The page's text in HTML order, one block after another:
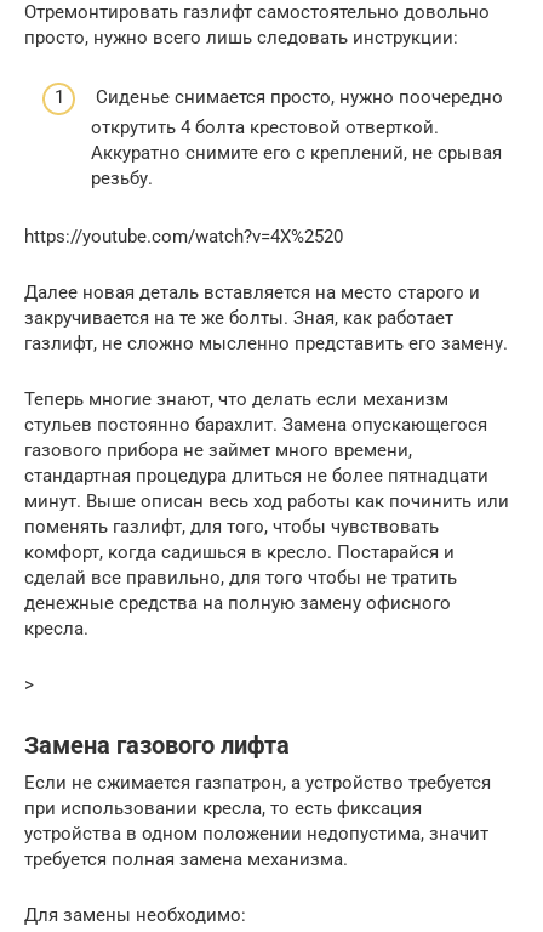
Отремонтировать газлифт самостоятельно довольно
просто, нужно всего лишь следовать инструкции:
Сиденье снимается просто, нужно поочередно
открутить 4 болта крестовой отверткой.
Аккуратно снимите его с креплений, не срывая
резьбу.
https://youtube.com/watch?v=4X%2520
Далее новая деталь вставляется на место старого и
закручивается на те же болты. Зная, как работает
газлифт, не сложно мысленно представить его замену.
Теперь многие знают, что делать если механизм
стульев постоянно барахлит. Замена опускающегося
газового прибора не займет много времени,
стандартная процедура длиться не более пятнадцати
минут. Выше описан весь ход работы как починить или
поменять газлифт, для того, чтобы чувствовать
комфорт, когда садишься в кресло. Постарайся и
сделай все правильно, для того чтобы не тратить
денежные средства на полную замену офисного
кресла.
>
Замена газового лифта
Если не сжимается газпатрон, а устройство требуется
при использовании кресла, то есть фиксация
устройства в одном положении недопустима, значит
требуется полная замена механизма.
Для замены необходимо: